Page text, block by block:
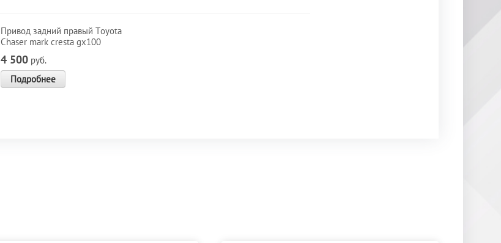
Привод задний правый Toyota
Chaser mark cresta gx100
4 500 руб.
Подробнее